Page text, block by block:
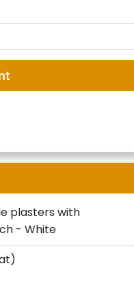
plasters with
- White